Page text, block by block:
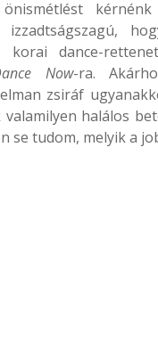
korai dance-
Now-ra.
zsiráf
halálos
se tudom, melyik a